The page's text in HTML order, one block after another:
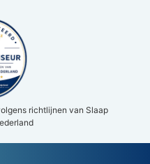
richtlijnen van Slaap